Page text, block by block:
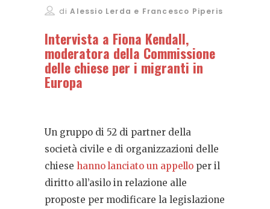
di Alessio Lerda e Francesco Piperis
Intervista a Fiona Kendall,
moderatora della Commissione
delle chiese per i migranti in
Europa
Un gruppo di 52 di partner della
società civile e di organizzazioni delle
chiese hanno lanciato un appello per il
diritto all’asilo in relazione alle
proposte per modificare la legislazione